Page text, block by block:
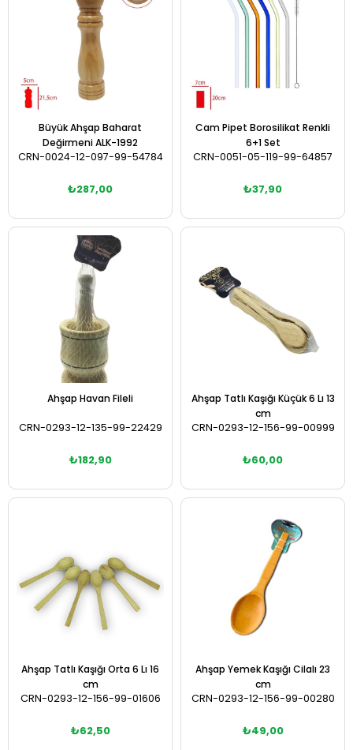
Büyük Ahşap Baharat
Değirmeni ALK-1992
CRN-0024-12-097-99-54784
₺287,00
Sepete Ekle
Cam Pipet Borosilikat Renkli
6+1 Set
CRN-0051-05-119-99-64857
₺37,90
Ahşap Havan Fileli
CRN-0293-12-135-99-22429
₺182,90
Ahşap Tatlı Kaşığı Küçük 6 Lı 13
cm
CRN-0293-12-156-99-00999
₺60,00
Ahşap Tatlı Kaşığı Orta 6 Lı 16
cm
CRN-0293-12-156-99-01606
₺62,50
Ahşap Yemek Kaşığı Cilalı 23
cm
CRN-0293-12-156-99-00280
₺49,00